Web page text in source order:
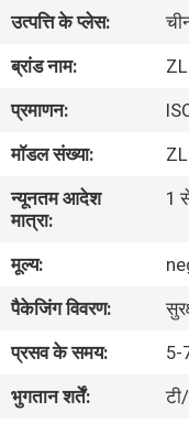
वीडियो
बारे
में
कारखाना
भ्रमण
गुणवत्ता
नियंत्रण
उत्पत्ति के प्लेस:
ब्रांड नाम:
ZL
प्रमाणन:
मॉडल संख्या:
न्यूनतम आदेश
मात्रा:
1
मूल्य:
पैकेजिंग विवरण:
प्रसव के समय:
5-
भुगतान शर्तें: